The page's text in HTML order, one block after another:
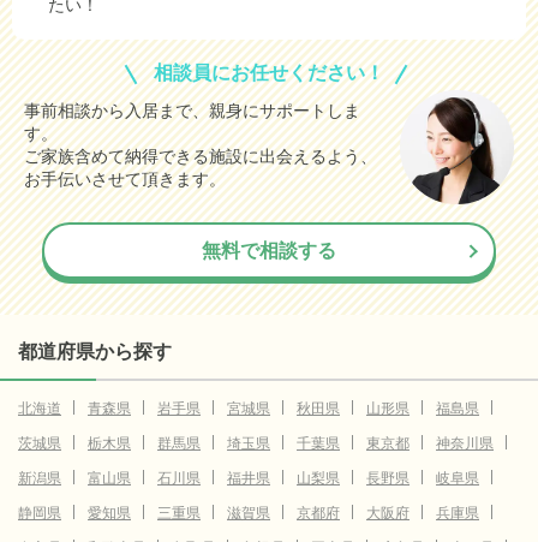
たい！
相談員にお任せください！
事前相談から入居まで、親身にサポートしま
す。
ご家族含めて納得できる施設に出会えるよう、
お手伝いさせて頂きます。
無料で相談する
都道府県から探す
北海道 青森県 岩手県 宮城県 秋田県 山形県
福島県
茨城県
栃木県 群馬県 埼玉県 千葉県 東京都
神奈川県
新潟県
富山県 石川県 福井県 山梨県 長野県
岐阜県
静岡県
愛知県 三重県 滋賀県 京都府 大阪府
兵庫県